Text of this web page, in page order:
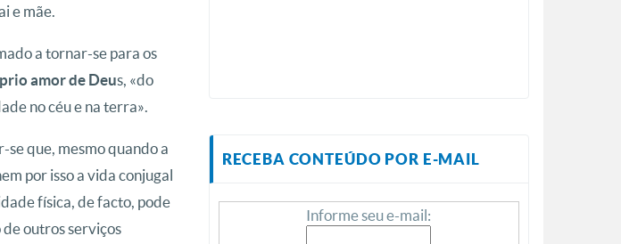
e mãe.
a tornar-se para os
amor de Deus, «do
no céu e na terra».
que, mesmo quando a
por isso a vida conjugal
física, de facto, pode
de outros serviços
RECEBA CONTEÚDO POR E-MAIL
Informe seu e-mail: